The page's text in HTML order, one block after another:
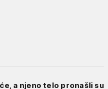
a njeno telo pronašli su